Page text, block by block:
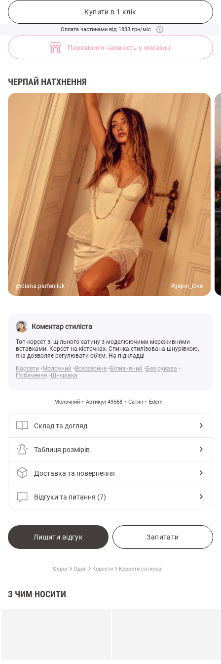
Купити в 1 клік
Оплата частинами від 1833 грн/міс
Перевірити наявність у магазині
ЧЕРПАЙ НАТХНЕННЯ
@diana.parfeniiuk #gepur_love
Коментар стиліста
Топ-корсет зі щільного сатину з моделюючими мереживними
вставками. Корсет на кісточках. Спинка стилізована шнурівкою,
яка дозволяє регулювати об'єм. На підкладці
Корсети
Молочний Всесезонне Білизняний
Без рукава
Побачення
Шнурівка
Молочний Артикул 49568 Сатин Edem
Склад та догляд
Таблиця розмірів
Доставка та повернення
Відгуки та питання (7)
Лишити відгук Запитати
Gepur Одяг Корсети Корсети сатинові
З ЧИМ НОСИТИ
Молочний сатиновий корсет з мереживними вставками (арт.